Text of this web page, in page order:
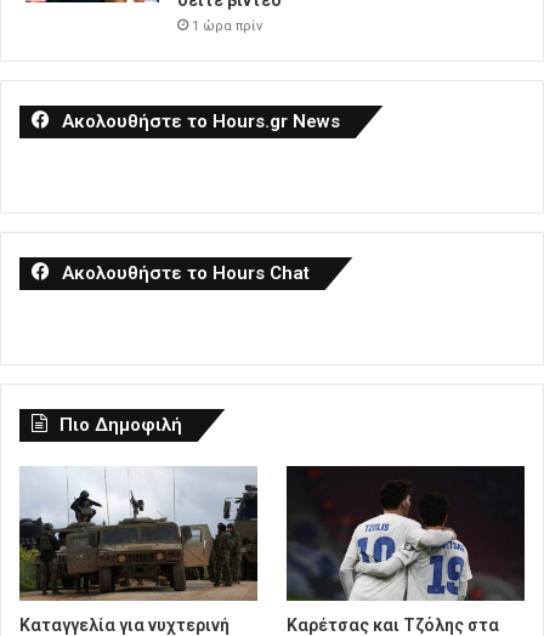
1 ώρα πρίν
Ακολουθήστε το Hours.gr News
Ακολουθήστε το Hours Chat
Πιο Δημοφιλή
Καταγγελία για νυχτερινή
Καρέτσας και Τζόλης στα